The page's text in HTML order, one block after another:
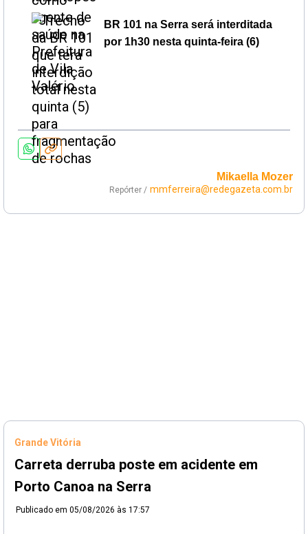
BR 101 na Serra será interditada
por 1h30 nesta quinta-feira (6)
Mikaella Mozer
Repórter / mmferreira@redegazeta.com.br
Grande Vitória
Carreta derruba poste em acidente em
Porto Canoa na Serra
Publicado em 05/08/2026 às 17:57